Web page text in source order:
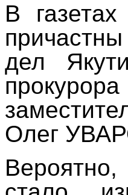
В
дел
Олег